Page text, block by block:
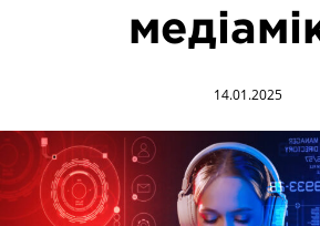
14.01.2025